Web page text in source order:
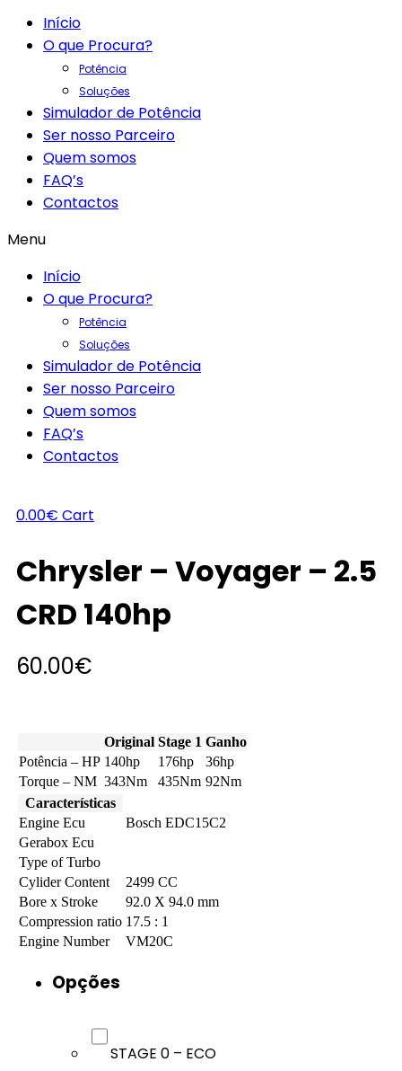
Início
O que Procura?
Potência
Soluções
Simulador de Potência
Ser nosso Parceiro
Quem somos
FAQ’s
Contactos
Menu
Início
O que Procura?
Potência
Soluções
Simulador de Potência
Ser nosso Parceiro
Quem somos
FAQ’s
Contactos
0.00€ Cart
Chrysler – Voyager – 2.5
CRD 140hp
60.00€
Original Stage 1 Ganho
Potência – HP 140hp 176hp
36hp
Torque – NM 343Nm 435Nm 92Nm
Características
Engine Ecu
Bosch EDC15C2
Gerabox Ecu
Type of Turbo
Cylider Content
2499 CC
Bore x Stroke
92.0 X 94.0 mm
Compression ratio 17.5 : 1
Engine Number
VM20C
Opções
STAGE 0 – ECO